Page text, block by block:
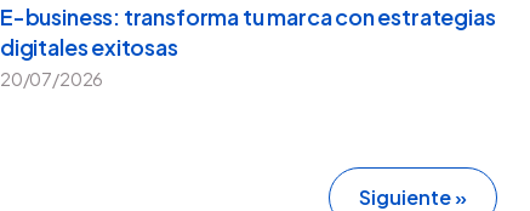
E-business: transforma tu marca con estrategias
digitales exitosas
20/07/2026
Siguiente »